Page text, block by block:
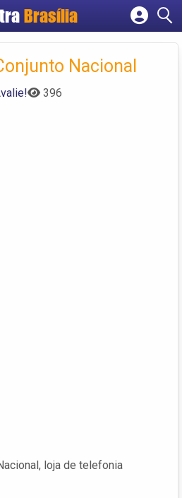
Brasília
Cadastrar empresa
Criar conta Nacional
396
loja de telefonia